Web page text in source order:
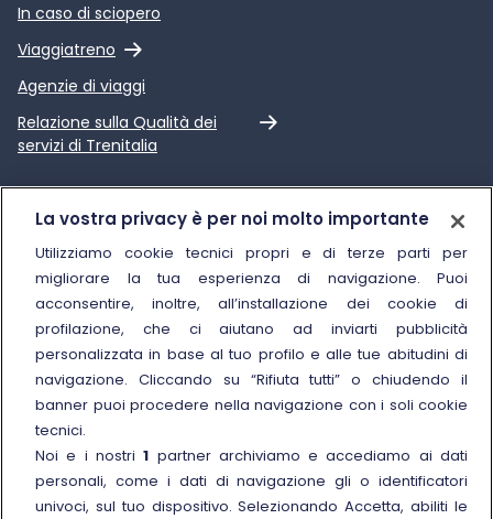
In caso di sciopero
Viaggiatreno
Link esterno
Agenzie di viaggi
Relazione sulla Qualità dei
servizi di Trenitalia
Link esterno
Chi siamo
Sostenibilità
Trenitalia for Business
Manuale di Conservazione
Link esterno
Carriere
Link esterno
La Freccia Mag
Link esterno
Noleggia un treno charter
Viaggi di gruppo
La vostra privacy è per noi molto importante
Utilizziamo cookie tecnici propri e di terze parti per
migliorare la tua esperienza di navigazione. Puoi
acconsentire, inoltre, all’installazione dei cookie di
profilazione, che ci aiutano ad inviarti pubblicità
personalizzata in base al tuo profilo e alle tue abitudini di
navigazione. Cliccando su “Rifiuta tutti” o chiudendo il
banner puoi procedere nella navigazione con i soli cookie
tecnici.
Noi e i nostri1 partner archiviamo e accediamo ai dati
personali, come i dati di navigazione gli o identificatori
univoci, sul tuo dispositivo. Selezionando Accetta, abiliti le